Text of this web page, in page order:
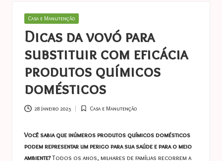
o
n
n
e
s
a
s
t
u
Posted
Casa e Manutenção
Dicas da vovó para
substituir com eficácia
produtos químicos
domésticos
28 Janeiro 2025
Posted
Casa e Manutenção
Você sabia que inúmeros produtos químicos domésticos
podem representar um perigo para sua saúde e para o meio
ambiente?Todos os anos, milhares de famílias recorrem a